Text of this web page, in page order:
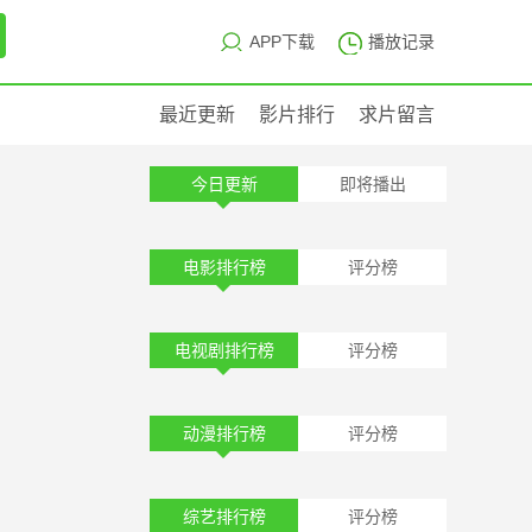
APP下载 播放记录
最近更新 影片排行 求片留言
今日更新 即将播出
电影排行榜 评分榜
电视剧排行榜 评分榜
动漫排行榜 评分榜
综艺排行榜 评分榜